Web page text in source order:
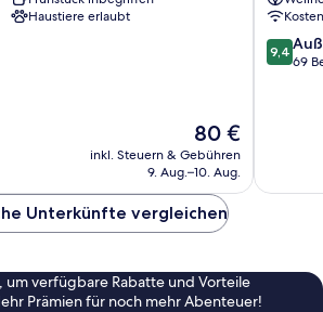
Haustiere erlaubt
Der
Preis
beträgt
80 €
inkl. Steuern & Gebühren
9. Aug.–10. Aug.
9.4
von
9,4
69
Unterkünfte vergleichen
um verfügbare Rabatte und Vorteile
Prämien für noch mehr Abenteuer!